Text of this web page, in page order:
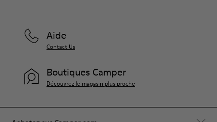
Aide
Contact Us
Boutiques Camper
Découvrez le magasin plus proche